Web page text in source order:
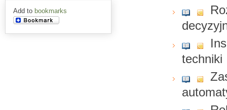
Add to bookmarks
techniki